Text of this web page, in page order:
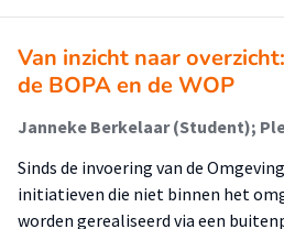
Van inzicht naar
de BOPA en de WOP
Sinds de invoering van de
initiatieven die niet binnen het
worden gerealiseerd via een